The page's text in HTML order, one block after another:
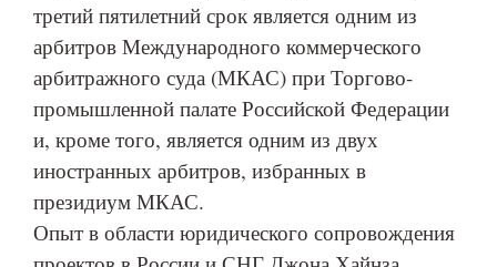
третий пятилетний срок является одним из
арбитров Международного коммерческого
арбитражного суда (МКАС) при Торгово-
промышленной палате Российской Федерации
и, кроме того, является одним из двух
иностранных арбитров, избранных в
президиум МКАС.
Опыт в области юридического сопровождения